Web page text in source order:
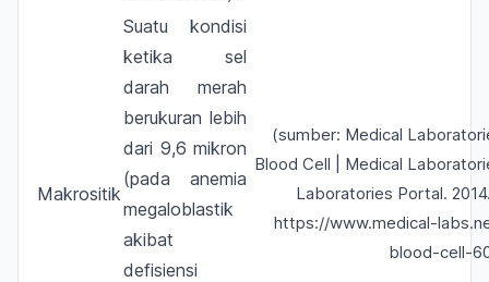
Makrositik
Suatu kondisi
ketika sel
darah merah
berukuran lebih
dari 9,6 mikron
(pada anemia
megaloblastik
akibat
defisiensi
(sumber: Medical
Blood Cell | Medical
Laboratories Portal.
https://www.medical-
blood-cell-